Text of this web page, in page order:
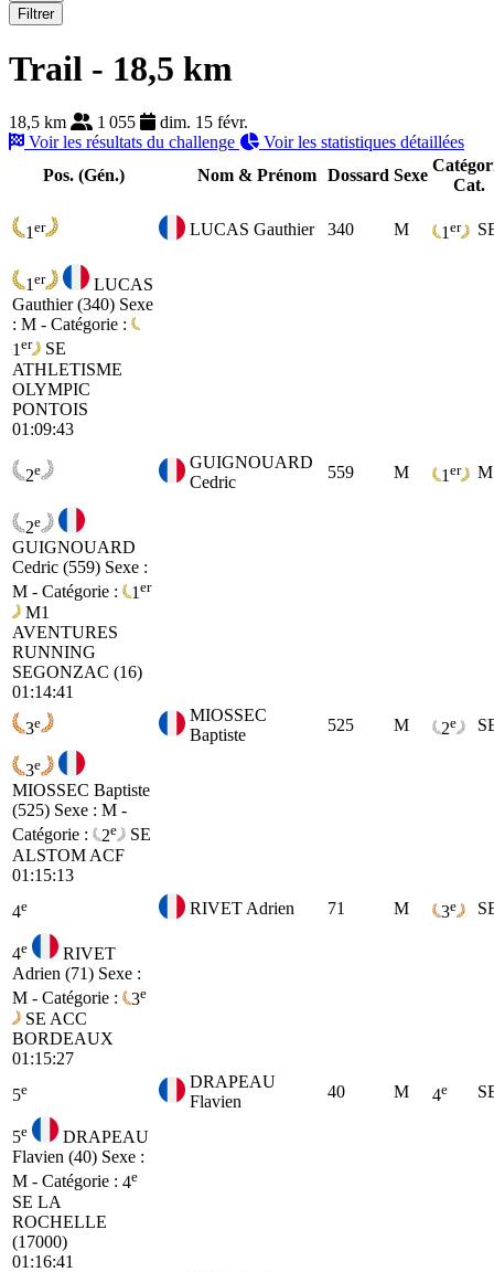
Filtrer
Trail - 18,5 km
18,5 km 1 055
dim. 15 févr.
Voir les résultats du challenge
Voir les statistiques détaillées
Pos. (Gén.)
Nom & Prénom Dossard Sexe
Cat.
1 er LUCAS Gauthier 340 M 1 er
1 er
LUCAS
Gauthier (340) Sexe
: M - Catégorie :
1 er
SE
ATHLETISME
OLYMPIC
PONTOIS
01:09:43
2e
GUIGNOUARD
Cedric
559 M 1 er
2e
GUIGNOUARD
Cedric (559) Sexe :
M - Catégorie :
1 er
M1
AVENTURES
RUNNING
SEGONZAC (16)
01:14:41
3e
MIOSSEC
Baptiste
525 M 2e
3e
MIOSSEC Baptiste
(525) Sexe : M -
Catégorie :
2e
SE
ALSTOM ACF
01:15:13
4e RIVET Adrien 71 M 3e
4e
RIVET
Adrien (71) Sexe :
M - Catégorie :
3e
SE ACC
BORDEAUX
01:15:27
5e
DRAPEAU
Flavien
40 M 4e
5e
DRAPEAU
Flavien (40) Sexe :
M - Catégorie : 4e
SE LA
ROCHELLE
(17000)
01:16:41